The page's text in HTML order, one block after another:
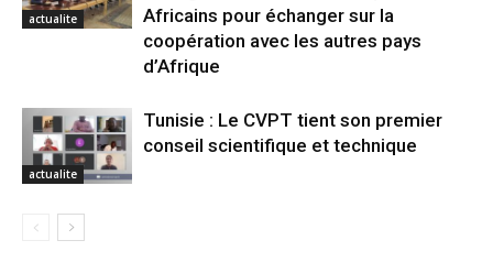
actualite
Africains pour échanger sur la
coopération avec les autres pays
d’Afrique
actualite
Tunisie : Le CVPT tient son premier
conseil scientifique et technique